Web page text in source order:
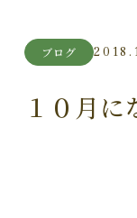
ブログ
１０月